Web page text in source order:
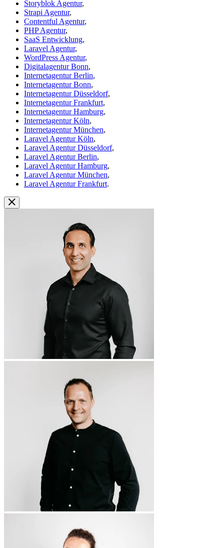
Storyblok Agentur,
Strapi Agentur,
Contentful Agentur,
PHP Agentur,
SaaS Entwicklung,
Laravel Agentur,
WordPress Agentur,
Digitalagentur Bonn,
Internetagentur Berlin,
Internetagentur Bonn,
Internetagentur Düsseldorf,
Internetagentur Frankfurt,
Internetagentur Hamburg,
Internetagentur Köln,
Internetagentur München,
Laravel Agentur Köln,
Laravel Agentur Düsseldorf,
Laravel Agentur Berlin,
Laravel Agentur Hamburg,
Laravel Agentur München,
Laravel Agentur Frankfurt.